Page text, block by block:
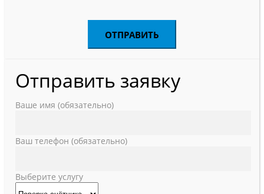
Отправить заявку
Ваше имя (обязательно)
Ваш телефон (обязательно)
Выберите услугу